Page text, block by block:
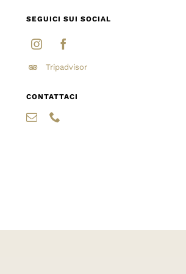
SEGUICI SUI SOCIAL
Tripadvisor
CONTATTACI